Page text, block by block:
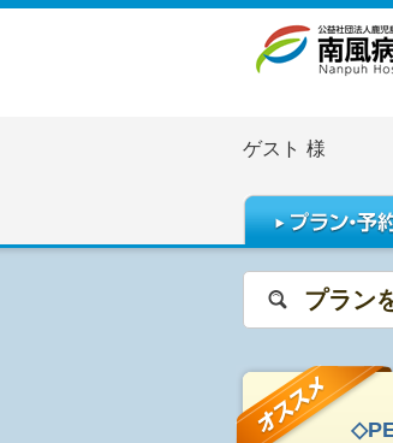
ゲスト 様
プラン